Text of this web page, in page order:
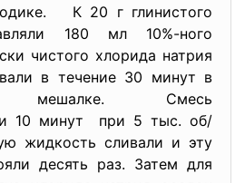
К 20 г глинистого
180 мл 10%-ного
чистого хлорида натрия
в течение 30 минут в
мешалке. Смесь
10 минут при 5 тыс. об/
жидкость сливали и эту
десять раз. Затем для